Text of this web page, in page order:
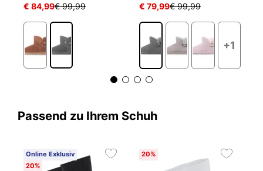
€ 84,99€ 99,99 € 79,99€ 99,99
+1
Passend zu Ihrem Schuh
Online Exklusiv
20%
20%